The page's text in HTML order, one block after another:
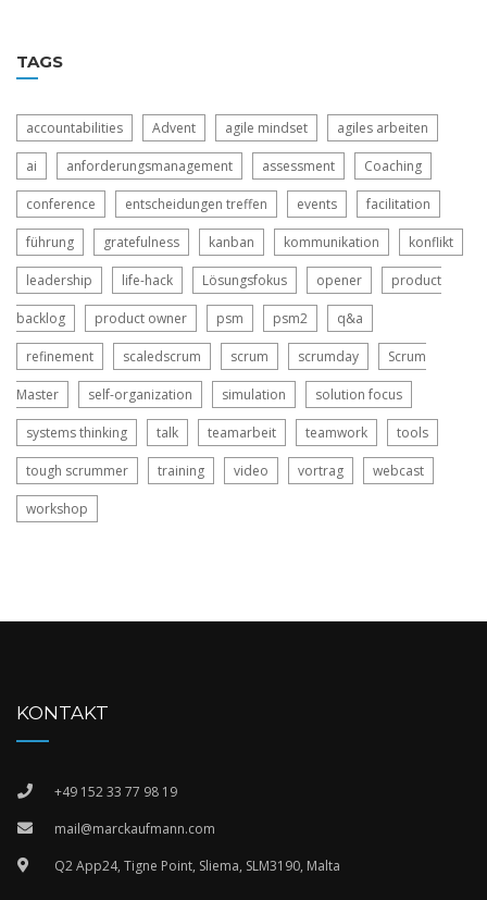
TAGS
accountabilities Advent agile mindset agiles arbeiten
ai anforderungsmanagement assessment Coaching
conference entscheidungen treffen events facilitation
führung gratefulness kanban kommunikation konflikt
leadership life-hack Lösungsfokus opener product
backlog product owner psm psm2 q&a
refinement scaledscrum scrum scrumday Scrum
Master self-organization simulation solution focus
systems thinking talk teamarbeit teamwork tools
tough scrummer training video vortrag webcast
workshop
KONTAKT
+49 152 33 77 98 19
mail@marckaufmann.com
Q2 App24, Tigne Point, Sliema, SLM3190, Malta